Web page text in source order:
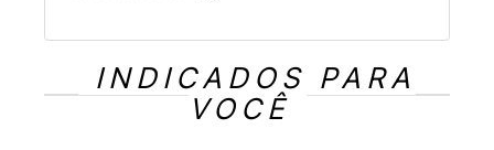
INDICADOS PARA
VOCÊ